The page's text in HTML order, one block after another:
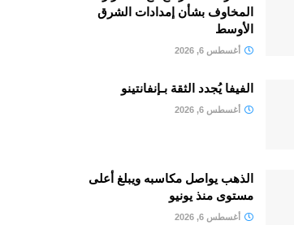
المخاوف بشأن إمدادات الشرق
الأوسط
أغسطس 6, 2026
الفيفا يُجدد الثقة بـإنفانتينو
أغسطس 6, 2026
الذهب يواصل مكاسبه ويبلغ أعلى
مستوى منذ يونيو
أغسطس 6, 2026